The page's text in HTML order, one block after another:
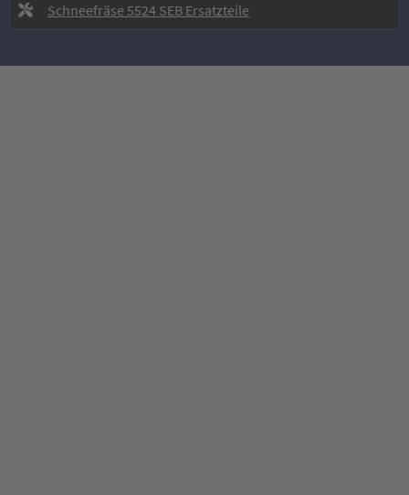
Schneefräse 5524 SEB Ersatzteile